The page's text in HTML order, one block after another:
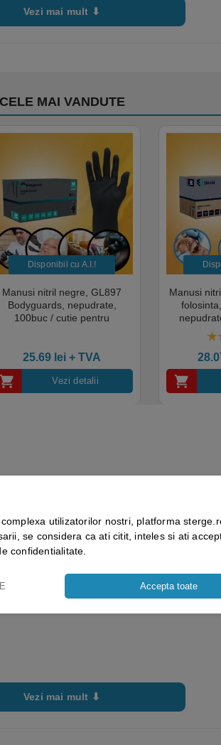
Vezi mai mult ⬇
CELE MAI VANDUTE
Disponibil cu A.I.​!
Manusi nitril negre, GL897
Bodyguards, nepudrate,
100buc / cutie pentru
industrial, calitate premium
25.69 lei + TVA
Vezi detalii
Manusi
pentru
saloane si
Vezi mai mult ⬇
utilizatorilor nostri, platforma
se considera ca ati citit, inteles si ati
confidentialitate.
Accepta toate